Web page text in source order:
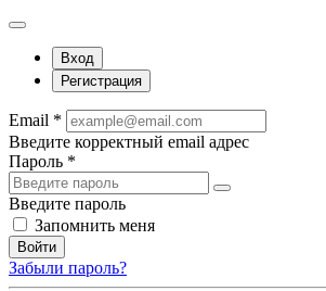
Вход
Регистрация
Email *
Введите корректный email адрес
Пароль *
Введите пароль
Запомнить меня
Войти
Забыли пароль?